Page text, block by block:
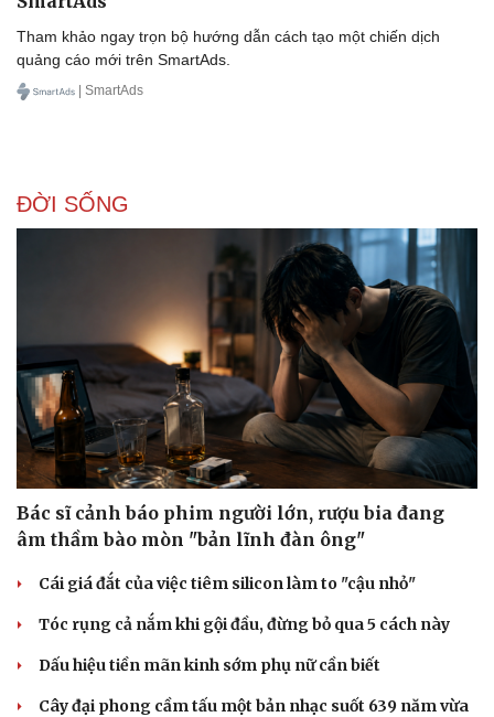
Tham khảo ngay trọn bộ hướng dẫn cách tạo một chiến dịch
quảng cáo mới trên SmartAds.
| SmartAds
ĐỜI SỐNG
Bác sĩ cảnh báo phim người lớn, rượu bia đang
âm thầm bào mòn "bản lĩnh đàn ông"
Cái giá đắt của việc tiêm silicon làm to "cậu nhỏ"
Tóc rụng cả nắm khi gội đầu, đừng bỏ qua 5 cách này
Dấu hiệu tiền mãn kinh sớm phụ nữ cần biết
Cây đại phong cầm tấu một bản nhạc suốt 639 năm vừa